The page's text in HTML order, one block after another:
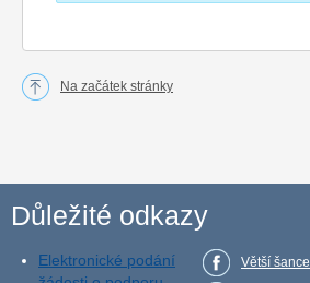
Na začátek stránky
Důležité odkazy
Elektronické podání
Větší šance